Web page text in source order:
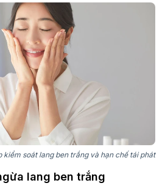
kiểm soát lang ben trắng và hạn chế tái phát
lang ben trắng